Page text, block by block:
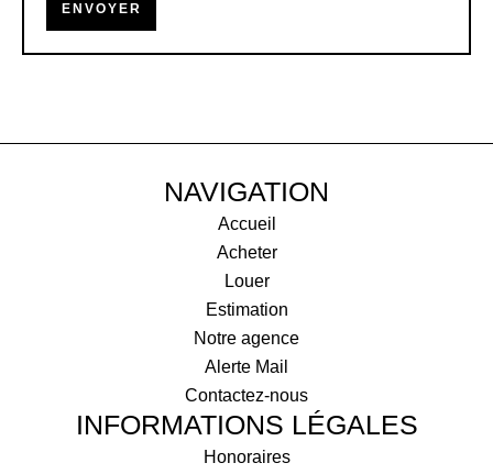
ENVOYER
NAVIGATION
Accueil
Acheter
Louer
Estimation
Notre agence
Alerte Mail
Contactez-nous
INFORMATIONS LÉGALES
Honoraires